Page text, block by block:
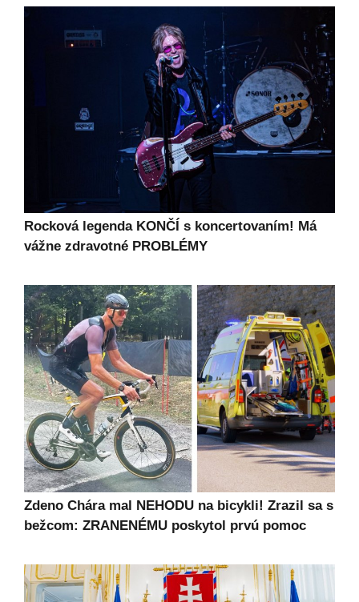
Rocková legenda KONČÍ s koncertovaním! Má
vážne zdravotné PROBLÉMY
Zdeno Chára mal NEHODU na bicykli! Zrazil sa s
bežcom: ZRANENÉMU poskytol prvú pomoc